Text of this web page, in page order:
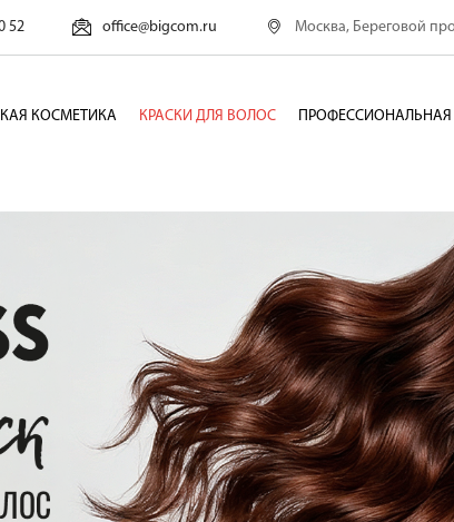
52 office@bigcom.ru Москва, Береговой
КОСМЕТИКА КРАСКИ ДЛЯ ВОЛОС